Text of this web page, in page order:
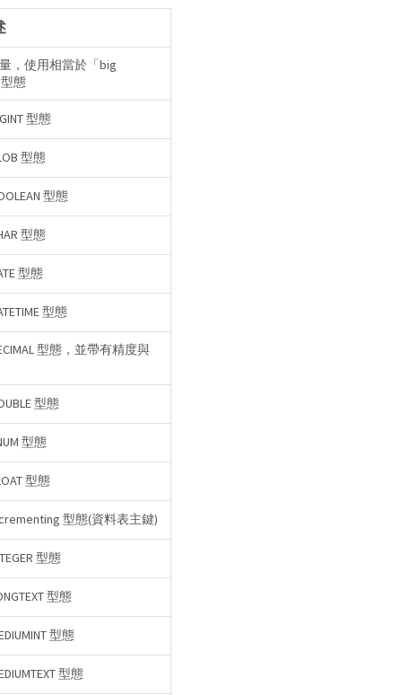
，使用相當於「big
態
型態
型態
型態
型態
型態
型態
型態，並帶有精度與
型態
型態
型態
型態(資料表主鍵)
型態
型態
型態
型態